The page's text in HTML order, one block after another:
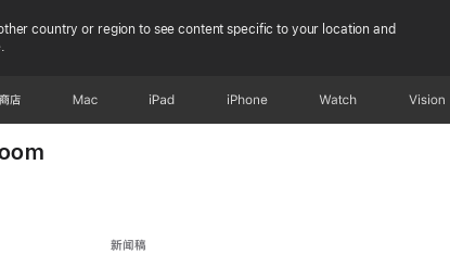
country or region to see content specific to your location and
商店 Mac iPad iPhone Watch Vision
新闻稿